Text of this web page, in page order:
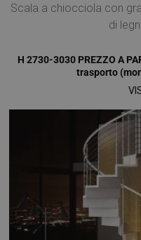
Scala a chiocciola con
di
H 2730-3030 PREZZO A
trasporto